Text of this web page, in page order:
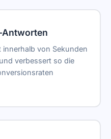
innerhalb von Sekunden
verbessert so die